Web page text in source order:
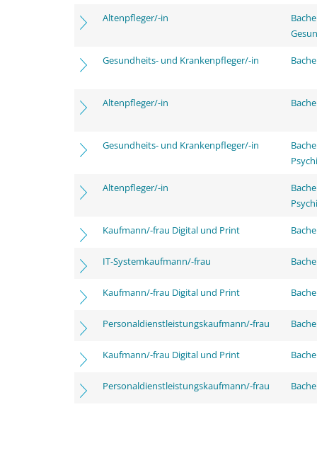
Altenpfleger/-in
Gesundheits- und Krankenpfleger/-in
Altenpfleger/-in
Gesundheits- und Krankenpfleger/-in
Altenpfleger/-in
Kaufmann/-frau Digital und Print
IT-Systemkaufmann/-frau
Kaufmann/-frau Digital und Print
Personaldienstleistungskaufmann/-frau
Kaufmann/-frau Digital und Print
Personaldienstleistungskaufmann/-frau